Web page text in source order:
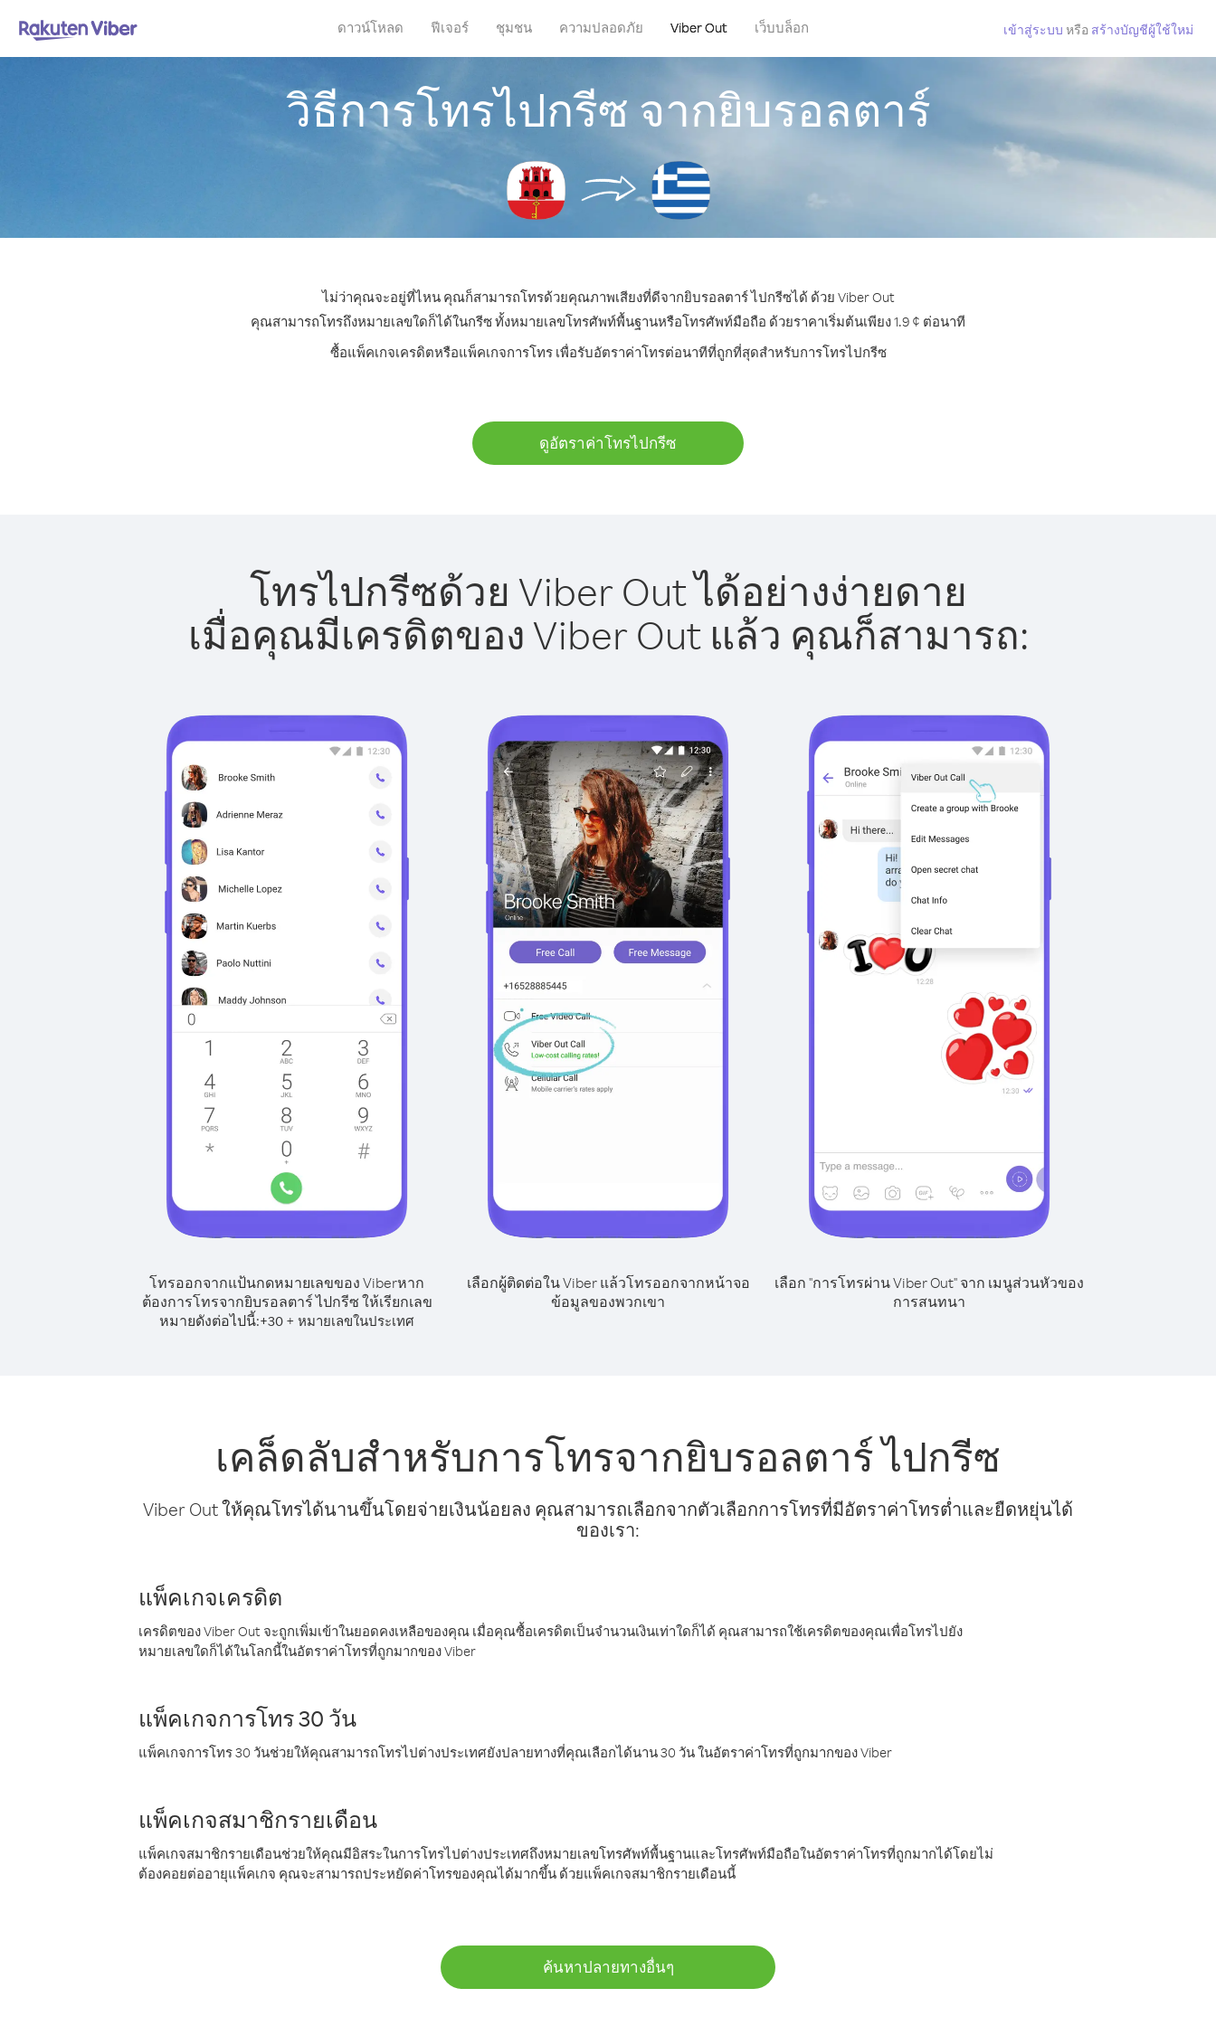
ดาวน์โหลด ฟีเจอร์ ชุมชน ความปลอดภัย Viber Out เว็บบล็อก เข้าสู่ระบบ หรือ สร้างบัญชีผู้ใช้ใหม่
วิธีการโทรไปกรีซ จากยิบรอลตาร์
ไม่ว่าคุณจะอยู่ที่ไหน คุณก็สามารถโทรด้วยคุณภาพเสียงที่ดีจากยิบรอลตาร์ ไปกรีซได้ ด้วย Viber Out
คุณสามารถโทรถึงหมายเลขใดก็ได้ในกรีซ ทั้งหมายเลขโทรศัพท์พื้นฐานหรือโทรศัพท์มือถือ ด้วยราคาเริ่มต้นเพียง 1.9 ¢ ต่อนาที
ซื้อแพ็คเกจเครดิตหรือแพ็คเกจการโทร เพื่อรับอัตราค่าโทรต่อนาทีที่ถูกที่สุดสำหรับการโทรไปกรีซ
ดูอัตราค่าโทรไปกรีซ
โทรไปกรีซด้วย Viber Out ได้อย่างง่ายดาย
เมื่อคุณมีเครดิตของ Viber Out แล้ว คุณก็สามารถ:
โทรออกจากแป้นกดหมายเลขของ Viberหาก
ต้องการโทรจากยิบรอลตาร์ ไปกรีซ ให้เรียกเลข
หมายดังต่อไปนี้:+30 + หมายเลขในประเทศ
เลือกผู้ติดต่อใน Viber แล้วโทรออกจากหน้าจอ
ข้อมูลของพวกเขา
เลือก "การโทรผ่าน Viber Out" จาก เมนูส่วนหัวของ
การสนทนา
เคล็ดลับสำหรับการโทรจากยิบรอลตาร์ ไปกรีซ
Viber Out ให้คุณโทรได้นานขึ้นโดยจ่ายเงินน้อยลง คุณสามารถเลือกจากตัวเลือกการโทรที่มีอัตราค่าโทรต่ำและยืดหยุ่นได้
ของเรา:
แพ็คเกจเครดิต
เครดิตของ Viber Out จะถูกเพิ่มเข้าในยอดคงเหลือของคุณ เมื่อคุณซื้อเครดิตเป็นจำนวนเงินเท่าใดก็ได้ คุณสามารถใช้เครดิตของคุณเพื่อโทรไปยัง
หมายเลขใดก็ได้ในโลกนี้ในอัตราค่าโทรที่ถูกมากของ Viber
แพ็คเกจการโทร 30 วัน
แพ็คเกจการโทร 30 วันช่วยให้คุณสามารถโทรไปต่างประเทศยังปลายทางที่คุณเลือกได้นาน 30 วัน ในอัตราค่าโทรที่ถูกมากของ Viber
แพ็คเกจสมาชิกรายเดือน
แพ็คเกจสมาชิกรายเดือนช่วยให้คุณมีอิสระในการโทรไปต่างประเทศถึงหมายเลขโทรศัพท์พื้นฐานและโทรศัพท์มือถือในอัตราค่าโทรที่ถูกมากได้โดยไม่
ต้องคอยต่ออายุแพ็คเกจ คุณจะสามารถประหยัดค่าโทรของคุณได้มากขึ้น ด้วยแพ็คเกจสมาชิกรายเดือนนี้
ค้นหาปลายทางอื่นๆ